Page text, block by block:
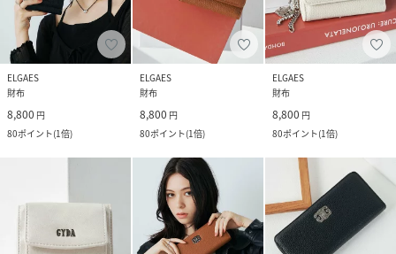
ELGAES
財布
8,800 円
80ポイント(1倍)
ELGAES
財布
8,800 円
80ポイント(1倍)
ELGAES
財布
8,800 円
80ポイント(1倍)